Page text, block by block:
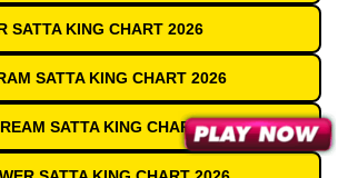
SATTA KING CHART 2026
SATTA KING CHART 2026
SATTA KING CHART 2026